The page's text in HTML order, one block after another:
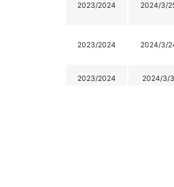
2023/2024 2024/3/
2023/2024 2024/3/
2023/2024 2024/3/3